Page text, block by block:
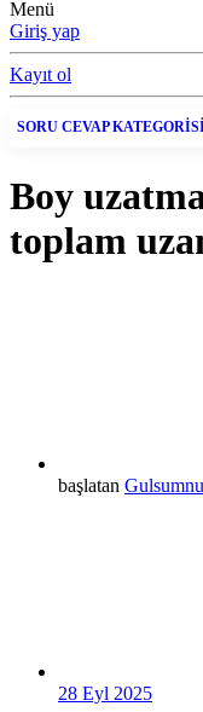
Menü
Giriş yap
Kayıt ol
SORU CEVAP
Boy
toplam
başlatan
28 Eyl 2025